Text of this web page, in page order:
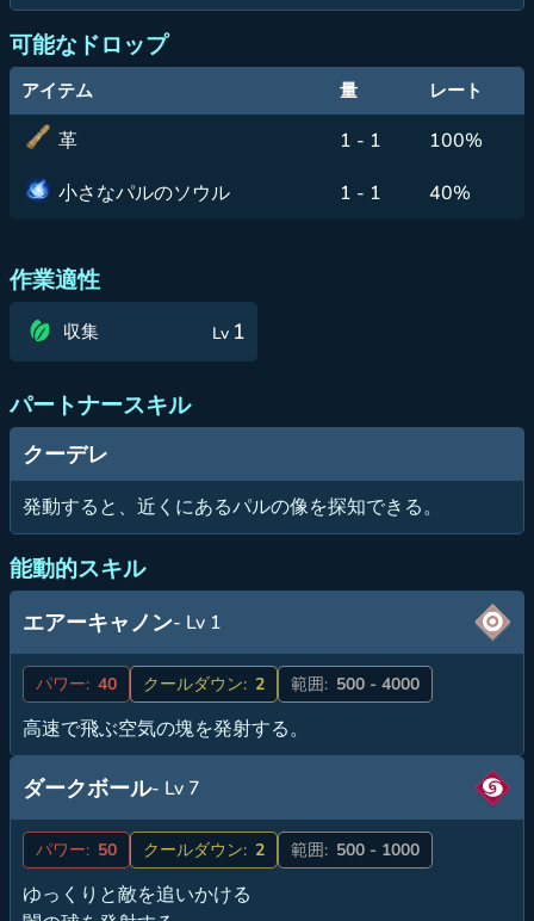
可能なドロップ
アイテム 量 レート
革 1 - 1
100%
小さなパルのソウル
1 - 1 40%
作業適性
収集 Lv 1
パートナースキル
クーデレ
発動すると、近くにあるパルの像を探知できる。
能動的スキル
エアーキャノン- Lv 1
パワー: 40 クールダウン: 2 範囲: 500 - 4000
高速で飛ぶ空気の塊を発射する。
ダークボール- Lv 7
パワー: 50 クールダウン: 2 範囲: 500 - 1000
ゆっくりと敵を追いかける